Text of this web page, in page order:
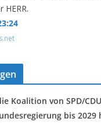
HERR.
Koalition von SPD/
bis 2029